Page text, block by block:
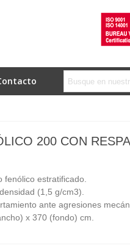
200 CON
fenólico estratificado.
(1,5 g/cm3).
ante agresiones
x 370 (fondo) cm.